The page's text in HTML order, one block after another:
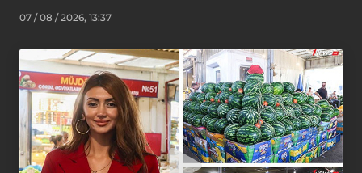
07 / 08 / 2026, 13:37